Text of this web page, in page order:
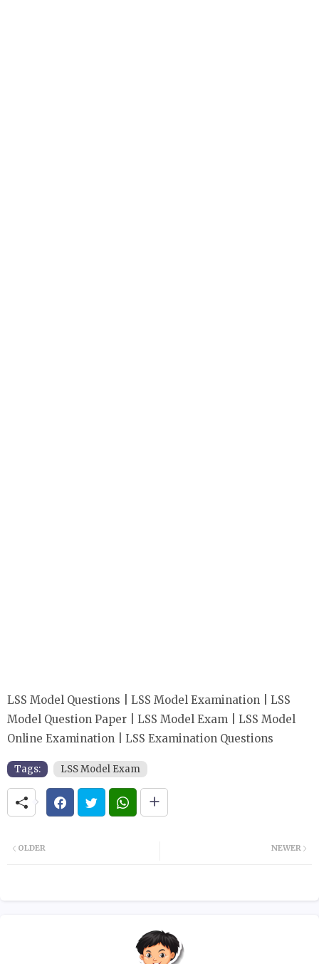
LSS Model Questions | LSS Model Examination | LSS
Model Question Paper | LSS Model Exam | LSS Model
Online Examination | LSS Examination Questions
Tags: LSS Model Exam
NEWER
OLDER